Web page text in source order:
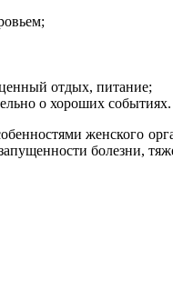
отдых, питание;
о хороших событиях.
женского
болезни,